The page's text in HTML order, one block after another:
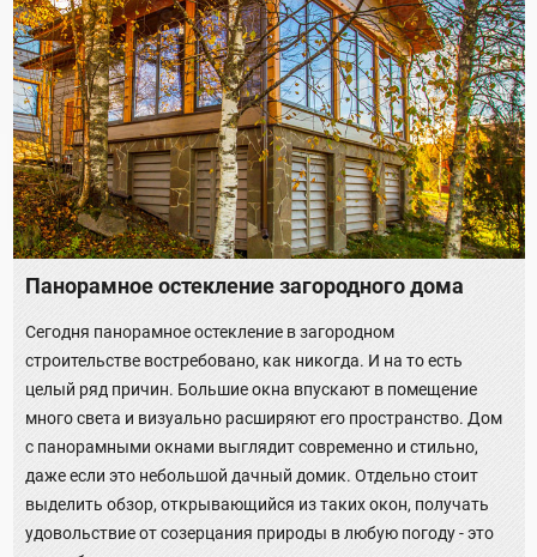
Панорамное остекление загородного дома
Сегодня панорамное остекление в загородном
строительстве востребовано, как никогда. И на то есть
целый ряд причин. Большие окна впускают в помещение
много света и визуально расширяют его пространство. Дом
с панорамными окнами выглядит современно и стильно,
даже если это небольшой дачный домик. Отдельно стоит
выделить обзор, открывающийся из таких окон, получать
удовольствие от созерцания природы в любую погоду - это